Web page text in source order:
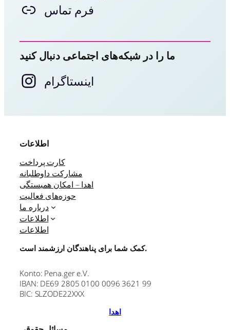
فرم تماس
ما را در شبکه‌های اجتماعی دنبال کنید
اینستاگرام
اطلاعات
کارت پرداخت
مشارکت داوطلبانه
اهدا – امکان همبستگی
حوزه‌های فعالیت
درباره ما
اطلاعات
اطلاعات
کمک شما برای پناهندگان ارزشمند است.
Konto: Pena.ger e.V.
IBAN: DE69 2805 0100 0096 3621 99
BIC: SLZODE22XXX
اهدا